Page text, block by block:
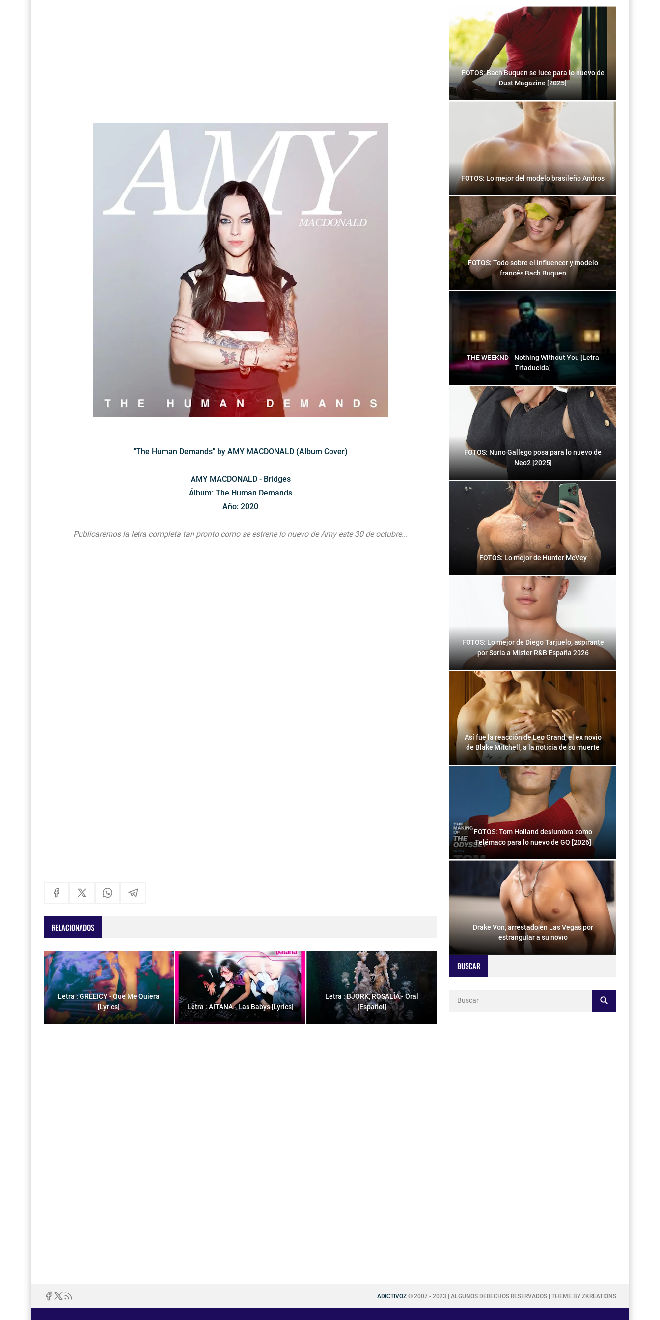
"The Human Demands" by AMY MACDONALD (Album Cover)
AMY MACDONALD - Bridges
Álbum: The Human Demands
Año: 2020
Publicaremos la letra completa tan pronto como se estrene lo nuevo de Amy este 30 de octubre...
RELACIONADOS
Letra : GREEICY - Que Me Quiera
[Lyrics]
Letra : AITANA - Las Babys [Lyrics]
Letra : BJÖRK, ROSALÍA - Oral
[Español]
FOTOS: Bach Buquen se luce para lo nuevo de
Dust Magazine [2025]
FOTOS: Lo mejor del modelo brasileño Andros
FOTOS: Todo sobre el influencer y modelo
francés Bach Buquen
THE WEEKND - Nothing Without You [Letra
Trtaducida]
FOTOS: Nuno Gallego posa para lo nuevo de
Neo2 [2025]
FOTOS: Lo mejor de Hunter McVey
FOTOS: Lo mejor de Diego Tarjuelo, aspirante
por Soria a Mister R&B España 2026
Así fue la reacción de Leo Grand, el ex novio
de Blake Mitchell, a la noticia de su muerte
FOTOS: Tom Holland deslumbra como
Telémaco para lo nuevo de GQ [2026]
Drake Von, arrestado en Las Vegas por
estrangular a su novio
BUSCAR
ADICTIVOZ © 2007 - 2023 | ALGUNOS DERECHOS RESERVADOS | THEME BY ZKREATIONS